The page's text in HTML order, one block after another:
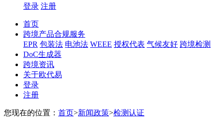
登录 注册
首页
跨境产品合规服务
EPR 包装法 电池法 WEEE 授权代表 气候友好 跨境检测
DoC生成器
跨境资讯
关于欧代易
登录
注册
您现在的位置： 首页>新闻政策>检测认证